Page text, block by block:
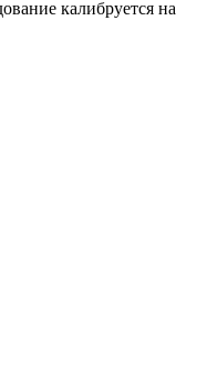
калибруется на